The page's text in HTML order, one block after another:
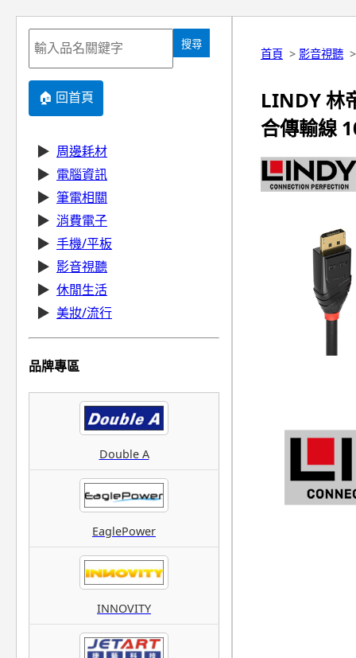
搜尋
🏠 回首頁
▶ 周邊耗材
▶ 電腦資訊
▶ 筆電相關
▶ 消費電子
▶ 手機/平板
▶ 影音視聽
▶ 休閒生活
▶ 美妝/流行
品牌專區
Double A
EaglePower
INNOVITY
首頁 > 影音視聽
LINDY 林
合傳輸線